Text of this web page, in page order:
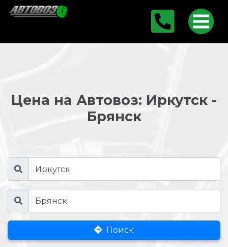
Цена на Автовоз: Иркутск -
Брянск
Поиск